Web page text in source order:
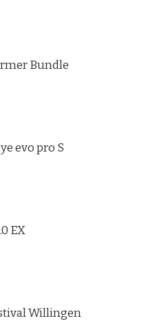
Bundle
evo pro S
EX
Willingen